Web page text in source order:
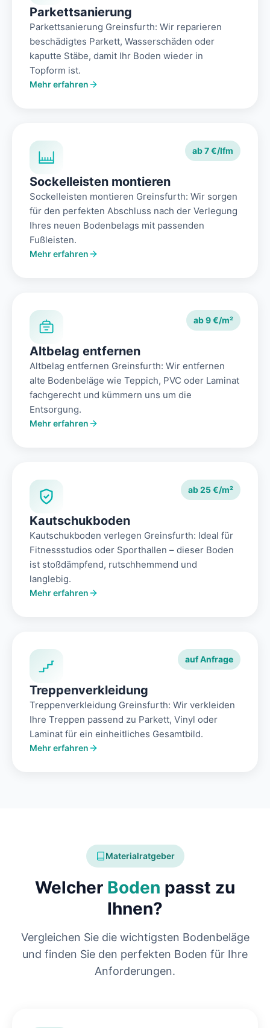
Parkettsanierung
Parkettsanierung Greinsfurth: Wir reparieren
beschädigtes Parkett, Wasserschäden oder
kaputte Stäbe, damit Ihr Boden wieder in
Topform ist.
Mehr erfahren
ab 7 €/lfm
Sockelleisten montieren
Sockelleisten montieren Greinsfurth: Wir sorgen
für den perfekten Abschluss nach der Verlegung
Ihres neuen Bodenbelags mit passenden
Fußleisten.
Mehr erfahren
ab 9 €/m²
Altbelag entfernen
Altbelag entfernen Greinsfurth: Wir entfernen
alte Bodenbeläge wie Teppich, PVC oder Laminat
fachgerecht und kümmern uns um die
Entsorgung.
Mehr erfahren
ab 25 €/m²
Kautschukboden
Kautschukboden verlegen Greinsfurth: Ideal für
Fitnessstudios oder Sporthallen – dieser Boden
ist stoßdämpfend, rutschhemmend und
langlebig.
Mehr erfahren
auf Anfrage
Treppenverkleidung
Treppenverkleidung Greinsfurth: Wir verkleiden
Ihre Treppen passend zu Parkett, Vinyl oder
Laminat für ein einheitliches Gesamtbild.
Mehr erfahren
Materialratgeber
Welcher Boden passt zu
Ihnen?
Vergleichen Sie die wichtigsten Bodenbeläge
und finden Sie den perfekten Boden für Ihre
Anforderungen.